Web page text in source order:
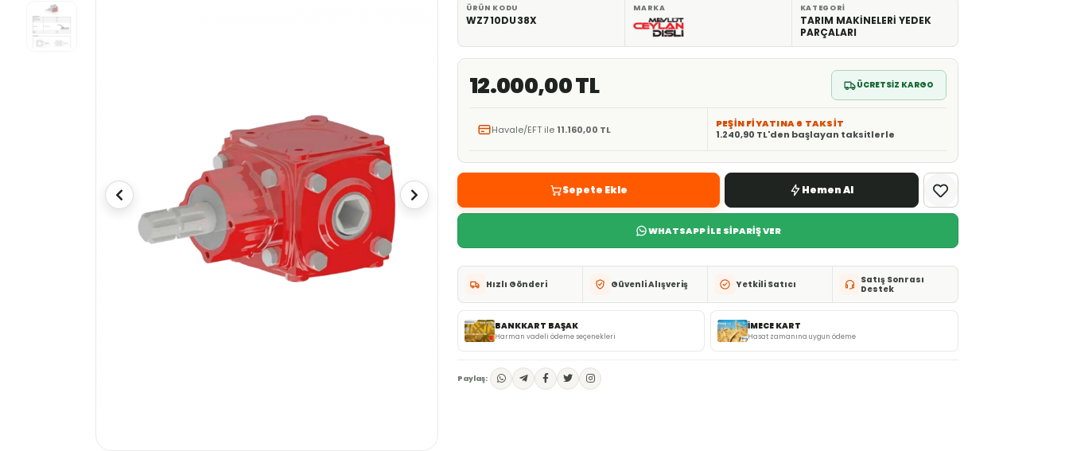
ÜRÜN KODU
WZ710DU38X
MARKA KATEGORI
TARIM MAKİNELERİ YEDEK
PARÇALARI
12.000,00 TL ÜCRETSİZ KARGO
Havale/EFT ile 11.160,00 TL
PEŞİN FİYATINA 6 TAKSİT
1.240,90 TL'den başlayan taksitlerle
Sepete Ekle Hemen Al
WHATSAPP İLE SİPARİŞ VER
Hızlı Gönderi Güvenli Alışveriş Yetkili Satıcı
Satış Sonrası
Destek
BANKKART BAŞAK
Harman vadeli ödeme seçenekleri
İMECE KART
Hasat zamanına uygun ödeme
Paylaş: